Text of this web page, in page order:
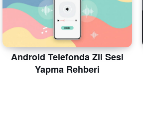
Android Telefonda Zil Sesi
Yapma Rehberi